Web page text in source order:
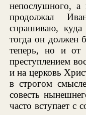
непослушного,
продолжал
спрашиваю,
тогда он должен
теперь, но и от
преступлением
и на церковь
в строгом
совесть
часто вступает с